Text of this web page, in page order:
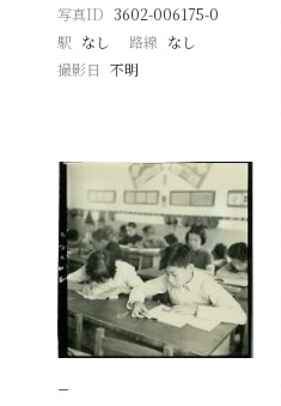
写真ID 3602-006175-0
駅 なし 路線 なし
撮影日
不明
−